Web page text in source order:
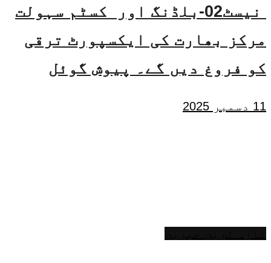
نیسٹ02-بلڈنگ اور کسٹم سہولت
مرکز بھارت کی ایکسپورٹ ترقی
کو فروغ دیں گے۔ پیوش گوئل
11 دسمبر 2025